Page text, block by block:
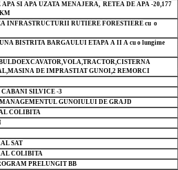
SI APA UZATA MENAJERA, RETEA DE APA -20,177
INFRASTRUCTURII RUTIERE FORESTIERE cu o
BISTRITA BARGAULUI ETAPA A II A cu o lungime
TRACTOR,CISTERNA
DE IMPRASTIAT GUNOI,2 REMORCI
CABANI SILVICE -3
GUNOIULUI DE GRAJD
COLIBITA
SAT
COLIBITA
PRELUNGIT BB